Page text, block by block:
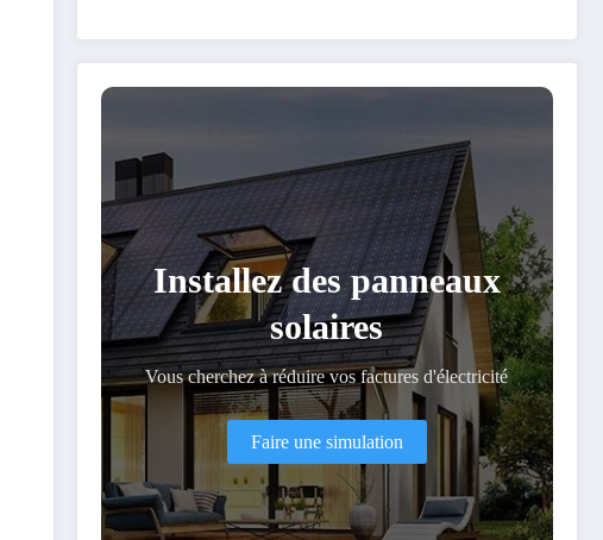
Installez des panneaux
solaires
Vous cherchez à réduire vos factures d'électricité
Faire une simulation